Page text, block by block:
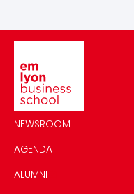
NEWSROOM
AGENDA
ALUMNI